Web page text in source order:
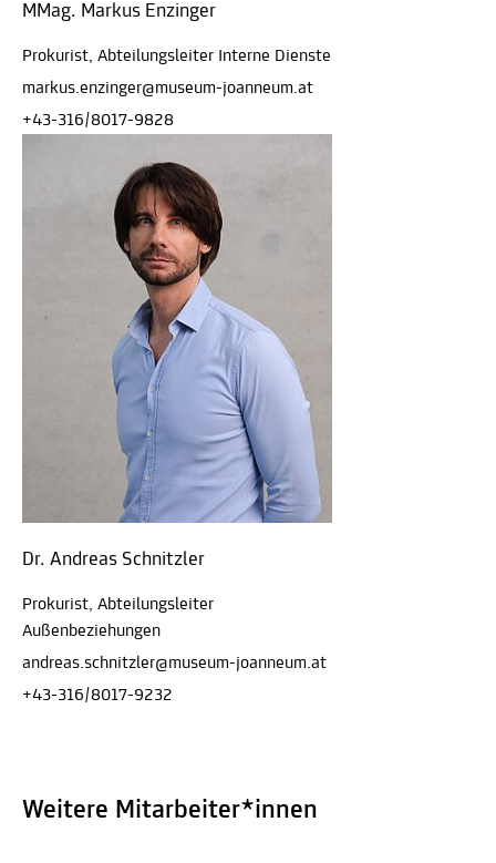
MMag. Markus Enzinger
Prokurist, Abteilungsleiter Interne Dienste
markus.enzinger@museum-joanneum.at
+43-316/8017-9828
Dr. Andreas Schnitzler
Prokurist, Abteilungsleiter
Außenbeziehungen
andreas.schnitzler@museum-joanneum.at
+43-316/8017-9232
Weitere Mitarbeiter*innen